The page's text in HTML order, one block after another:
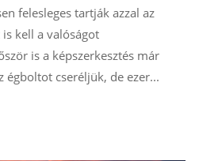
felesleges tartják azzal az
kell a valóságot
is a képszerkesztés már
égboltot cseréljük, de ezer...